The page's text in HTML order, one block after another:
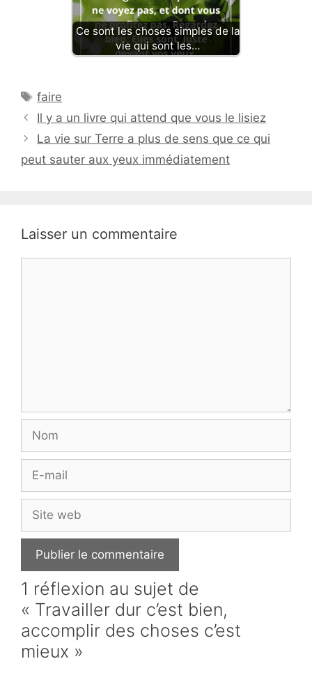
Ce sont les choses simples de la
vie qui sont les…
Étiquettes
faire
Il y a un livre qui attend que vous le lisiez
La vie sur Terre a plus de sens que ce qui
peut sauter aux yeux immédiatement
Laisser un commentaire
Nom
Site
web
1 réflexion au sujet de
« Travailler dur c’est bien,
accomplir des choses c’est
mieux »